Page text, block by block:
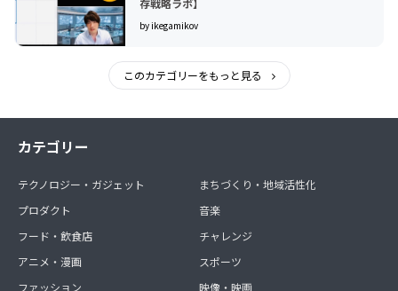
存戦略ラボ】
by ikegamikov
このカテゴリーをもっと見る
カテゴリー
テクノロジー・ガジェット
プロダクト
フード・飲食店
アニメ・漫画
ファッション
まちづくり・地域活性化
音楽
チャレンジ
スポーツ
映像・映画